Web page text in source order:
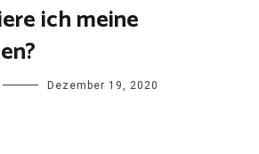
ich meine
Dezember 19, 2020